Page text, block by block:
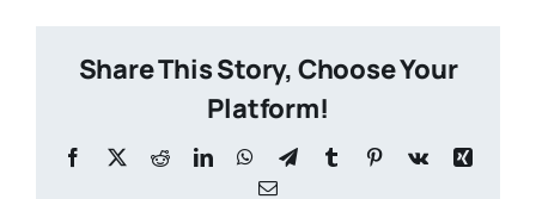
Share This Story, Choose Your
Platform!
Facebook
X RedditLinkedInWhatsApp
TelegramTumblr Pinterest
Vk
Xing
Correo